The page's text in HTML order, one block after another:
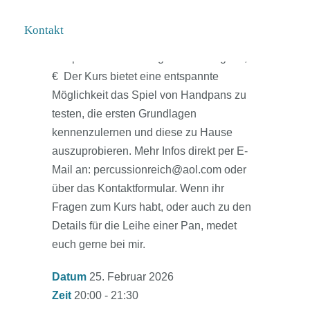
€ Der Kurs bietet eine entspannte
Möglichkeit das Spiel von Handpans zu
testen, die ersten Grundlagen
kennenzulernen und diese zu Hause
auszuprobieren. Mehr Infos direkt per E-
Mail an: percussionreich@aol.com oder
über das Kontaktformular. Wenn ihr
Fragen zum Kurs habt, oder auch zu den
Details für die Leihe einer Pan, medet
euch gerne bei mir.
Datum 25. Februar 2026
Zeit 20:00 - 21:30
Kontakt